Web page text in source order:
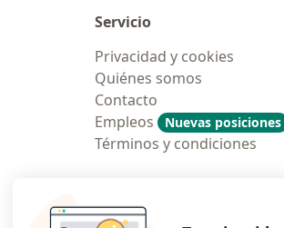
Servicio
Privacidad y cookies
Quiénes somos
Contacto
Empleos
Nuevas posiciones
Términos y condiciones